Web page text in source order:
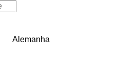
Alemanha